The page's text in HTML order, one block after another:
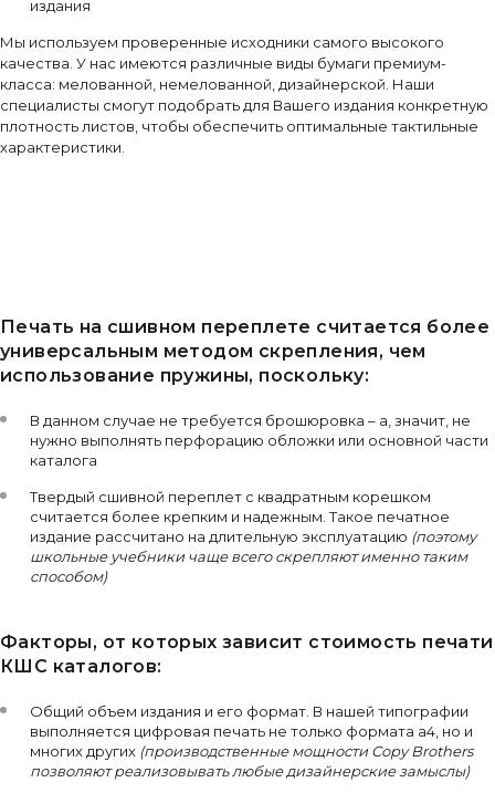
издания
Мы используем проверенные исходники самого высокого
качества. У нас имеются различные виды бумаги премиум-
класса: мелованной, немелованной, дизайнерской. Наши
специалисты смогут подобрать для Вашего издания конкретную
плотность листов, чтобы обеспечить оптимальные тактильные
характеристики.
Печать на сшивном переплете считается более
универсальным методом скрепления, чем
использование пружины, поскольку:
В данном случае не требуется брошюровка – а, значит, не
нужно выполнять перфорацию обложки или основной части
каталога
Твердый сшивной переплет с квадратным корешком
считается более крепким и надежным. Такое печатное
издание рассчитано на длительную эксплуатацию (поэтому
школьные учебники чаще всего скрепляют именно таким
способом)
Факторы, от которых зависит стоимость печати
КШС каталогов:
Общий объем издания и его формат. В нашей типографии
выполняется цифровая печать не только формата а4, но и
многих других (производственные мощности Copy Brothers
позволяют реализовывать любые дизайнерские замыслы)